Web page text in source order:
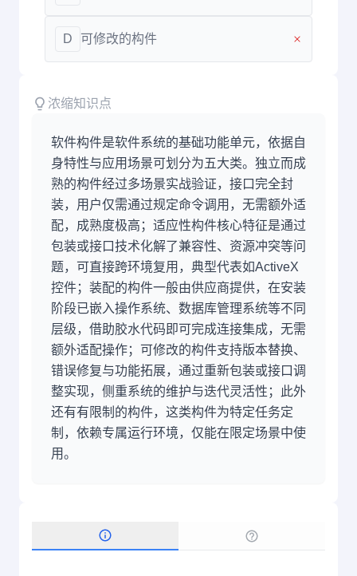
D 可修改的构件
浓缩知识点
软件构件是软件系统的基础功能单元，依据自
身特性与应用场景可划分为五大类。独立而成
熟的构件经过多场景实战验证，接口完全封
装，用户仅需通过规定命令调用，无需额外适
配，成熟度极高；适应性构件核心特征是通过
包装或接口技术化解了兼容性、资源冲突等问
题，可直接跨环境复用，典型代表如ActiveX
控件；装配的构件一般由供应商提供，在安装
阶段已嵌入操作系统、数据库管理系统等不同
层级，借助胶水代码即可完成连接集成，无需
额外适配操作；可修改的构件支持版本替换、
错误修复与功能拓展，通过重新包装或接口调
整实现，侧重系统的维护与迭代灵活性；此外
还有有限制的构件，这类构件为特定任务定
制，依赖专属运行环境，仅能在限定场景中使
用。